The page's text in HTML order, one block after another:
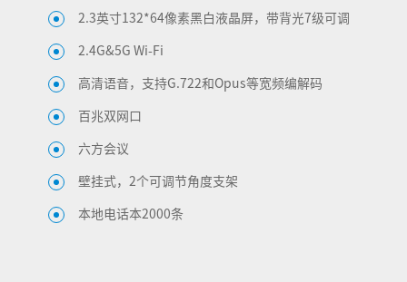
2.3英寸132*64像素黑白液晶屏，带背光7级可调
2.4G&5G Wi-Fi
高清语音，支持G.722和Opus等宽频编解码
百兆双网口
六方会议
壁挂式，2个可调节角度支架
本地电话本2000条